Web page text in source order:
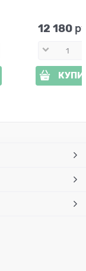
ширина
12 180